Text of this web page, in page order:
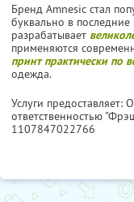
Бренд Amnesic стал
буквально в
разрабатывает
применяются
принт практически по
одежда.
Услуги предоставляет:
ответственностью
1107847022766